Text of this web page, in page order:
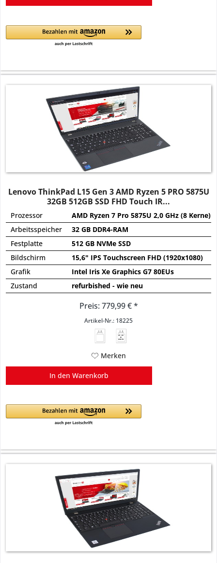
Lenovo ThinkPad L15 Gen 3 AMD Ryzen 5 PRO 5875U
32GB 512GB SSD FHD Touch IR...
Prozessor
AMD Ryzen 7 Pro 5875U 2,0 GHz (8 Kerne)
Arbeitsspeicher
32 GB DDR4-RAM
Festplatte
512 GB NVMe SSD
Bildschirm
15,6" IPS Touchscreen FHD (1920x1080)
Grafik
Intel Iris Xe Graphics G7 80EUs
Zustand
refurbished - wie neu
Preis: 779,99 € *
Artikel-Nr.: 18225
45 - 65
W
USB PD
Merken
In den Warenkorb